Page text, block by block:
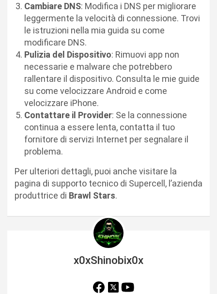
Cambiare DNS: Modifica i DNS per migliorare
leggermente la velocità di connessione. Trovi
le istruzioni nella mia guida su come
modificare DNS.
Pulizia del Dispositivo: Rimuovi app non
necessarie e malware che potrebbero
rallentare il dispositivo. Consulta le mie guide
su come velocizzare Android e come
velocizzare iPhone.
Contattare il Provider: Se la connessione
continua a essere lenta, contatta il tuo
fornitore di servizi Internet per segnalare il
problema.
Per ulteriori dettagli, puoi anche visitare la
pagina di supporto tecnico di Supercell, l’azienda
produttrice di Brawl Stars.
x0xShinobix0x